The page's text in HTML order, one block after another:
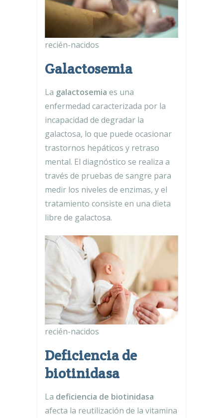
recién-nacidos
Galactosemia
La galactosemia es una
enfermedad caracterizada por la
incapacidad de degradar la
galactosa, lo que puede ocasionar
trastornos hepáticos y retraso
mental. El diagnóstico se realiza a
través de pruebas de sangre para
medir los niveles de enzimas, y el
tratamiento consiste en una dieta
libre de galactosa.
recién-nacidos
Deficiencia de
biotinidasa
La deficiencia de biotinidasa
afecta la reutilización de la vitamina